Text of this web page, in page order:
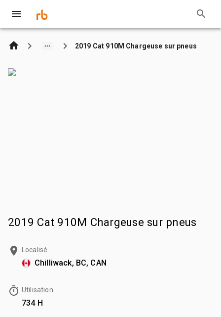
2019 Cat 910M Chargeuse sur pneus
2019 Cat 910M Chargeuse sur pneus
Localisé
Chilliwack, BC, CAN
Utilisation
734 H